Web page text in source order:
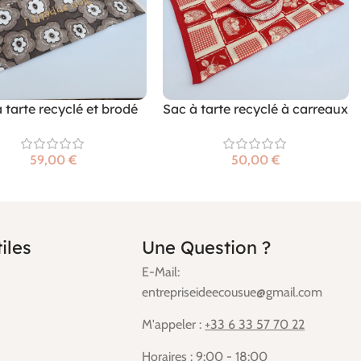
tarte recyclé et brodé
€
Sac à tarte recyclé à carreaux
€
Une Question ?
E-Mail:
entrepriseideecousue@gmail.com
M'appeler :+33 6 33 57 70 22
Horaires : 9:00 - 18:00